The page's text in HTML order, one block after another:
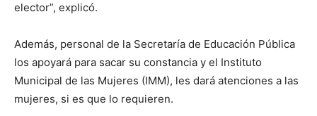
elector”, explicó.
Además, personal de la Secretaría de Educación Pública
los apoyará para sacar su constancia y el Instituto
Municipal de las Mujeres (IMM), les dará atenciones a las
mujeres, si es que lo requieren.